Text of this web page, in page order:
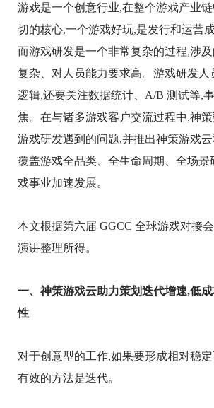
游戏是一个创意行业,在整个游戏产业
切的核心,一个游戏好玩,是发行和运营
而游戏研发是一个非常复杂的过程,涉
复杂、对人员能力要求高。游戏研发人
逻辑,还要关注数据统计、A/B 测试等,
焦。在与诸多游戏客户交流过程中,神
游戏研发遇到的问题,并推出神策游戏
覆盖游戏全品类、全生命周期、全场景
戏事业加速发展。
本文根据第六届 GGCC 全球游戏对接
演讲整理所得。
一、神策游戏云助力策划迭代增速,低
性
对于创意型的工作,如果要形成相对稳
有效的方法是迭代。